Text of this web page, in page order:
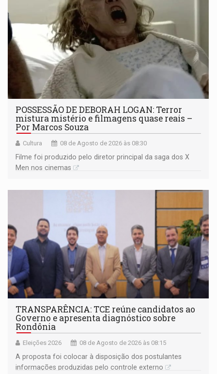
POSSESSÃO DE DEBORAH LOGAN: Terror
mistura mistério e filmagens quase reais –
Por Marcos Souza
Cultura 08 de Agosto de 2026 às 08:30
Filme foi produzido pelo diretor principal da saga dos X
Men nos cinemas
TRANSPARÊNCIA: TCE reúne candidatos ao
Governo e apresenta diagnóstico sobre
Rondônia
Eleições 2026 08 de Agosto de 2026 às 08:15
A proposta foi colocar à disposição dos postulantes
informações produzidas pelo controle externo